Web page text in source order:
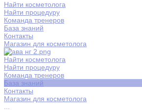
Найти косметолога
Найти процедуру
Команда тренеров
База знаний
Контакты
Магазин для косметолога
Найти косметолога
Найти процедуру
Команда тренеров
База знаний
Контакты
Магазин для косметолога